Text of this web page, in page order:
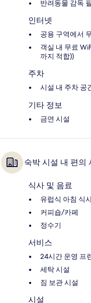
반려동물 감독
인터넷
공용 구역에서
객실 내 무료
까지 적합))
주차
시설 내 주차 공
기타 정보
금연 시설
숙박 시설 내 편의
식사 및 음료
유럽식 아침 식
커피숍/카페
정수기
서비스
24시간 운영 프
세탁 시설
짐 보관 시설
시설